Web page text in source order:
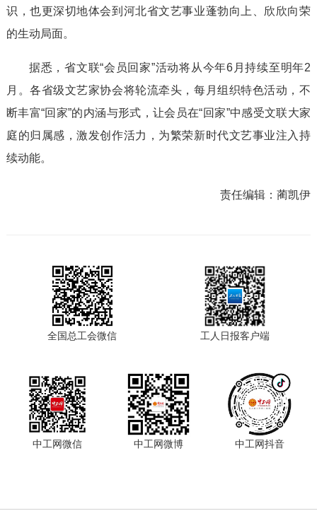
识，也更深切地体会到河北省文艺事业蓬勃向上、欣欣向荣
的生动局面。
据悉，省文联“会员回家”活动将从今年6月持续至明年2
月。各省级文艺家协会将轮流牵头，每月组织特色活动，不
断丰富“回家”的内涵与形式，让会员在“回家”中感受文联大家
庭的归属感，激发创作活力，为繁荣新时代文艺事业注入持
续动能。
责任编辑：蔺凯伊
全国总工会微信 工人日报客户端
中工网微信 中工网微博 中工网抖音